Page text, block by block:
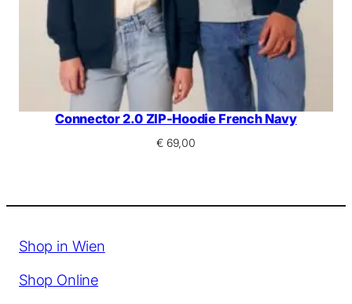
Connector 2.0 ZIP-Hoodie French Navy
€69,00
Shop in Wien
Shop Online